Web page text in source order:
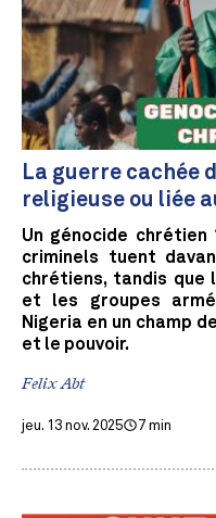
La guerre cachée
religieuse ou liée
Un génocide
criminels tuent
chrétiens, tandis que
et les groupes
Nigeria en un champ
et le pouvoir.
Felix Abt
jeu. 13 nov. 2025 7 min